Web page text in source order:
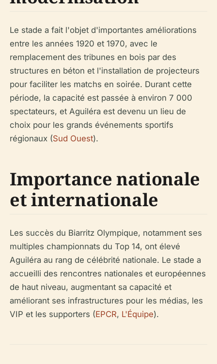
Le stade a fait l'objet d'importantes améliorations
entre les années 1920 et 1970, avec le
remplacement des tribunes en bois par des
structures en béton et l'installation de projecteurs
pour faciliter les matchs en soirée. Durant cette
période, la capacité est passée à environ 7 000
spectateurs, et Aguiléra est devenu un lieu de
choix pour les grands événements sportifs
régionaux (Sud Ouest).
Importance nationale
et internationale
Les succès du Biarritz Olympique, notamment ses
multiples championnats du Top 14, ont élevé
Aguiléra au rang de célébrité nationale. Le stade a
accueilli des rencontres nationales et européennes
de haut niveau, augmentant sa capacité et
améliorant ses infrastructures pour les médias, les
VIP et les supporters (EPCR, L'Équipe).